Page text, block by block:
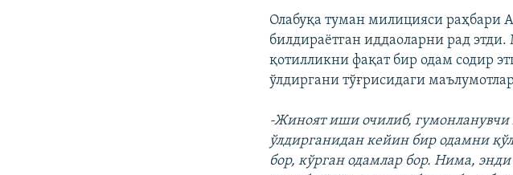
Олабуқа туман милицияси
билдираётган иддаоларни рад
қотилликни фақат бир одам содир
ўлдиргани тўғрисидаги
-Жиноят иши очилиб,
ўлдирганидан кейин бир одамни
бор, кўрган одамлар бор. Нима,